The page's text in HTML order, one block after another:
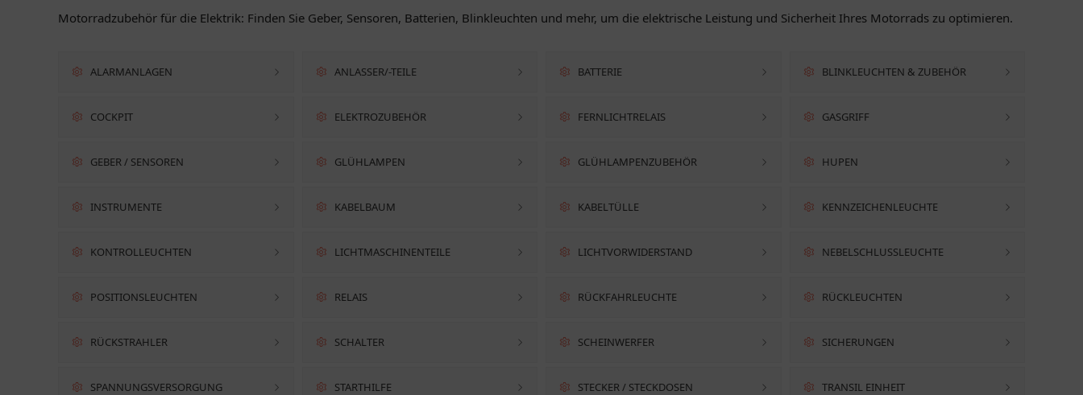
Motorradzubehör für die Elektrik: Finden Sie Geber, Sensoren, Batterien, Blinkleuchten und mehr, um die elektrische Leistung und Sicherheit Ihres Motorrads zu optimieren.
ALARMANLAGEN ANLASSER/-TEILE BATTERIE BLINKLEUCHTEN & ZUBEHÖR
COCKPIT ELEKTROZUBEHÖR FERNLICHTRELAIS GASGRIFF
GEBER / SENSOREN GLÜHLAMPEN GLÜHLAMPENZUBEHÖR HUPEN
INSTRUMENTE KABELBAUM KABELTÜLLE KENNZEICHENLEUCHTE
KONTROLLEUCHTEN LICHTMASCHINENTEILE LICHTVORWIDERSTAND NEBELSCHLUSSLEUCHTE
POSITIONSLEUCHTEN RELAIS RÜCKFAHRLEUCHTE RÜCKLEUCHTEN
RÜCKSTRAHLER SCHALTER SCHEINWERFER SICHERUNGEN
SPANNUNGSVERSORGUNG STARTHILFE STECKER / STECKDOSEN TRANSIL EINHEIT